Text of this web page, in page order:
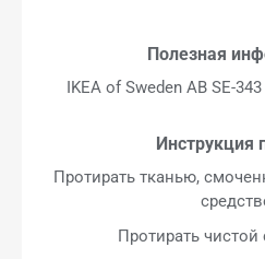
Полезная
IKEA of Sweden AB SE-
Инструкция
Протирать тканью,
Протирать чистой